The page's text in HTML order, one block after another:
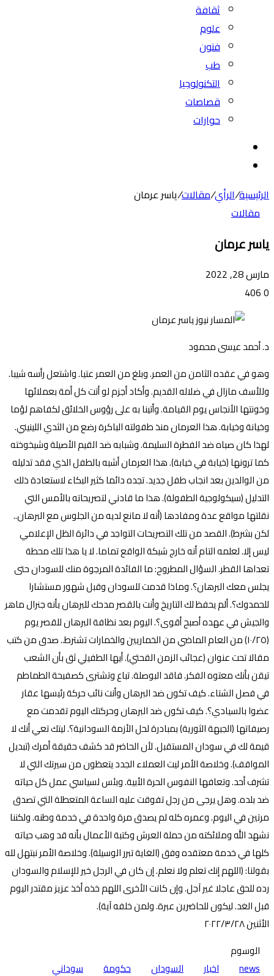
ثقافة
علوم
فنون
طب
التكنولوجيا
قصاصات
حوارات
المظلم
الرئيسية/الرأي/مقالات/ياسر عرمان
مقالات
ياسر عرمان
مارس 28, 2022
0
د. أحمد عيسى محمود
وهو في عقده الثامن من العمر. وبلغ من العمر عتيا. واشتعل رأسه شيبا.
وللأسف مازال في ضلاله القديم. وأكاد أجزم لو أتت كل أمة بعملائها
وخونتها الأنجاس يوم القيامة. وأتينا به على رؤوس الخلائق لكفاهم لؤما
وخيانة وخيابة. هذا العرمان منذ طفولته الباكرة رضع من الثدي اللينيني.
لهذا كان صباه ضد الفطرة السليمة. وشبابه ضد القيم الأصيلة وشيخوخته
كما ترونها (خيابة في خيابة). هذا العرمان أشبه بالطفل الذي فقد تدليله
من الوالدين بعد انجاب طفل جديد. تجده دائما كثير البكاء لاستعادة ذلك
التدليل (سيكولوجية الطفولة). هذا ما قادني لتصريحاته بالأمس التي
نقلتها مواقع عدة ومفادها (أنه لا مانع لديه من الجلوس مع البرهان..
لكن بشرط). القصد من تلك التصريحات التواجد في دائرة الظل الإعلامي
ليس إلا. لعلمه التام أنه خارج شبكة الواقع تماما. لا يا هذا تلك محطة
تعداها القطر. السؤال المطروح: ما الفائدة المرجوة منك للسودان حتى
يجلس معك البرهان؟. وماذا قدمت للسودان وقبل شهور مستشارا
للحمدوك؟. ألم يحفظ لك التاريخ وأنت بالقصر مدحك للبرهان بأنه جنرال ماهر
والجيش في عهده أصبح أقوى؟. اليوم بعد نظافة البرهان للقصر يوم
(١٠/٢٥) من العام الماضي من الخماريين والخمارات تشترط.. صدق من كتب
مقالا تحت عنوان (عجائب الزمن القحتي). أيها الطفيلي ثق بأن الشعب
تيقن بأنك معتوه الفكر. فاقد البوصلة. تباع وتشترى كصفيحة الطماطم
في فصل الشتاء. كيف تكون ضد البرهان وأنت نائب حركة رئيسها عقار
عضوا بالسيادي؟. كيف تكون ضد البرهان وحركتك اليوم تقدمت مع
رصيفاتها (الجبهة الثورية) بمبادرة لحل الأزمة السودانية؟. ليتك تعي أنك لا
قيمة لك في سودان المستقبل. لأن الحاضر قد كشف حقيقة أمرك (تبديل
المواقف). وخلاصة الأمر ليت العملاء الجدد يتعظون من سيرتك التي لا
تشرف أحد. وتعافها النفوس الحرة الأبية. وبئس لسياسي عمل كل حياته
ضد بلده. وهل يرجى من رجل تفوقت عليه الساعة المتعطلة التي تصدق
مرتين في اليوم. وعمره كله لم يصدق مرة واحدة في خدمة وطنه. ولكننا
نشهد الله وملائكته من حملة العرش وكتبة الأعمال بأنه قد وهب حياته
كلها في خدمة معتقده وفق (الغاية تبرر الوسيلة). وخلاصة الأمر نبتهل لله
بقولنا: (اللهم إنك تعلم ولا نعلم. إن كان في الرجل خير للإسلام والسودان
رده للحق عاجلا غير آجل. وإن كانت الأخرى اللهم خذه أخذ عزيز مقتدر اليوم
قبل الغد. ليكون للحاضرين عبرة. ولمن خلفه آية).
الأثنين ٢٠٢٢/٣/٢٨
الوسوم
news
اخبار السودان حكومة سوداني